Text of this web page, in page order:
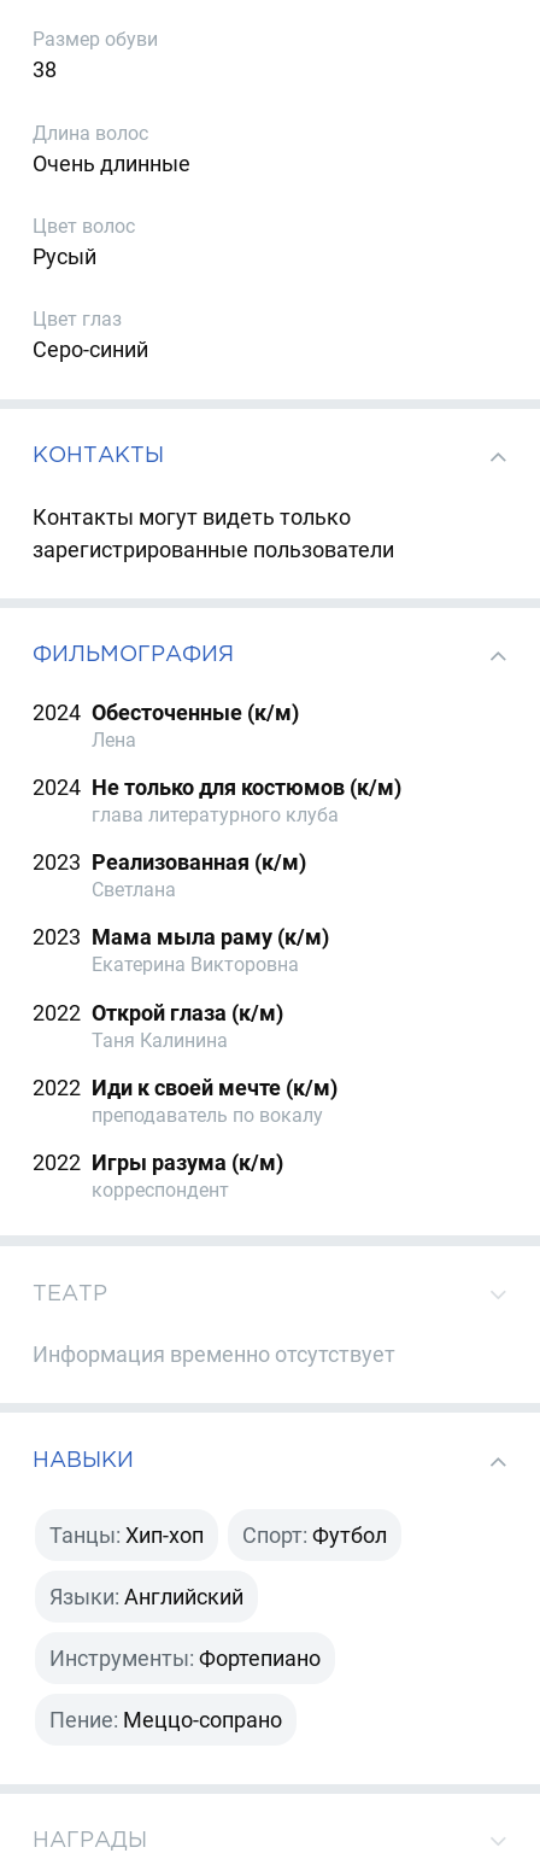
Размер обуви
38
Длина волос
Очень длинные
Цвет волос
Русый
Цвет глаз
Серо-синий
КОНТАКТЫ
Контакты могут видеть только
зарегистрированные пользователи
ФИЛЬМОГРАФИЯ
2024 Обесточенные (к/м)
Лена
2024 Не только для костюмов (к/м)
глава литературного клуба
2023 Реализованная (к/м)
Светлана
2023 Мама мыла раму (к/м)
Екатерина Викторовна
2022 Открой глаза (к/м)
Таня Калинина
2022 Иди к своей мечте (к/м)
преподаватель по вокалу
2022 Игры разума (к/м)
корреспондент
ТЕАТР
Информация временно отсутствует
НАВЫКИ
Танцы: Хип-хоп Спорт: Футбол
Языки: Английский
Инструменты: Фортепиано
Пение: Меццо-сопрано
НАГРАДЫ